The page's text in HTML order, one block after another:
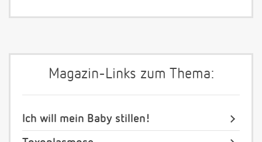
Magazin-Links zum Thema:
Ich will mein Baby stillen!